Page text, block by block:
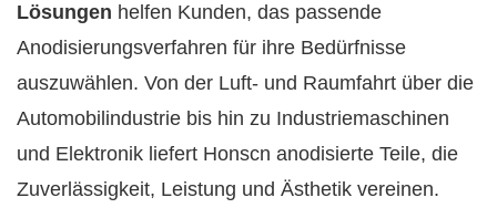
Lösungen helfen Kunden, das passende
Anodisierungsverfahren für ihre Bedürfnisse
auszuwählen. Von der Luft- und Raumfahrt über die
Automobilindustrie bis hin zu Industriemaschinen
und Elektronik liefert Honscn anodisierte Teile, die
Zuverlässigkeit, Leistung und Ästhetik vereinen.